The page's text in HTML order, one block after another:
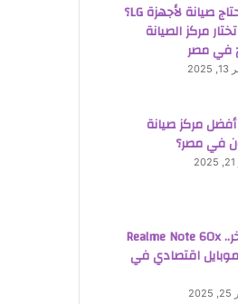
متى تحتاج صيانة لأجهزة LG؟
مركز الصيانة
في مصر
مركز صيانة
في مصر؟
من الآخر.. Realme Note 60x
اقتصادي في